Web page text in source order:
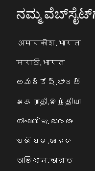
ನಮ್ಮ
अमरकोश.भारत
मराठी.भारत
అమర్కోష్.భారత్
அகராதி.இந்தியா
നിഘണ്ടു.ഭാരതം
ଅଭିଧାନ.ଭାରତ
অভিধান.ভারত